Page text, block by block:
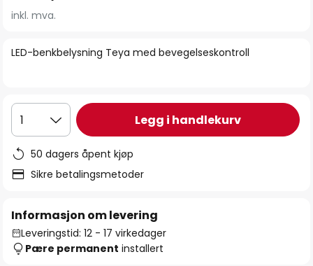
begynnelsen
bildegalleri
LED-benkbelysning Teya med bevegelseskontroll
inkl. mva.
1 Legg i handlekurv
50 dagers åpent kjøp
Sikre betalingsmetoder
Informasjon om levering
Leveringstid: 12 - 17 virkedager
Pære permanent installert